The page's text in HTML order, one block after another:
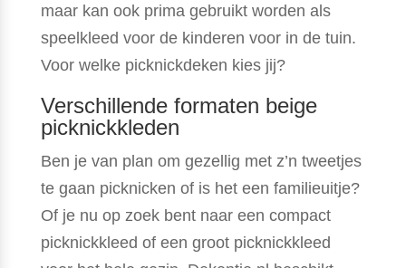
maar kan ook prima gebruikt worden als
speelkleed voor de kinderen voor in de tuin.
Voor welke picknickdeken kies jij?
Verschillende formaten beige
picknickkleden
Ben je van plan om gezellig met z’n tweetjes
te gaan picknicken of is het een familieuitje?
Of je nu op zoek bent naar een compact
picknickkleed of een groot picknickkleed